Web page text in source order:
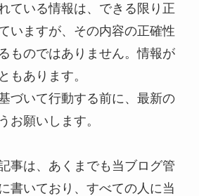
ている情報は、できる限り正
いますが、その内容の正確性
ものではありません。情報が
もあります。
づいて行動する前に、最新の
お願いします。
事は、あくまでも当ブログ管
書いており、すべての人に当